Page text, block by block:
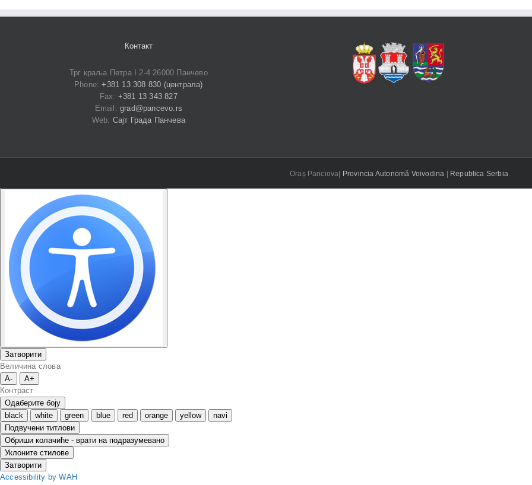
Контакт
Трг краља Петра I 2-4 26000 Панчево
Phone:+381 13 308 830 (централа)
Fax: +381 13 343 827
Email:grad@pancevo.rs
Web: Сајт Града Панчева
Oraș Panciova| Provincia Autonomă Voivodina | Republica Serbia
Затворити
Величина слова
A-
A+
Контраст
Одаберите боју
black
white green blue red orange yellow
navi
Подвучени титлови
Обриши колачиће - врати на подразумевано
Уклоните стилове
Затворити
Accessibility by WAH